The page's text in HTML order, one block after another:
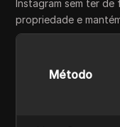
Instagram sem ter
propriedade e
Método